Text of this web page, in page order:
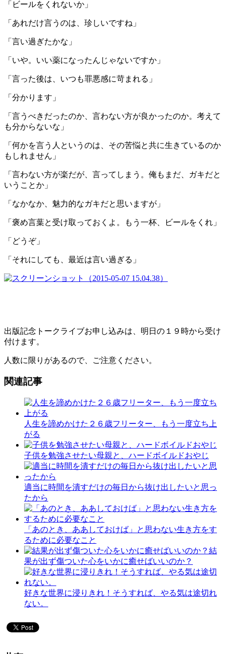
「ビールをくれないか」
「あれだけ言うのは、珍しいですね」
「言い過ぎたかな」
「いや。いい薬になったんじゃないですか」
「言った後は、いつも罪悪感に苛まれる」
「分かります」
「言うべきだったのか、言わない方が良かったのか。考えて
も分からないな」
「何かを言う人というのは、その苦悩と共に生きているのか
もしれません」
「言わない方が楽だが、言ってしまう。俺もまだ、ガキだと
いうことか」
「なかなか、魅力的なガキだと思いますが」
「褒め言葉と受け取っておくよ。もう一杯、ビールをくれ」
「どうぞ」
「それにしても、最近は言い過ぎる」
出版記念トークライブお申し込みは、明日の１９時から受け
付けます。
人数に限りがあるので、ご注意ください。
関連記事
人生を諦めかけた２６歳フリーター、もう一度立ち上
がる
子供を勉強させたい母親と、ハードボイルドおやじ
適当に時間を潰すだけの毎日から抜け出したいと思っ
たから
「あのとき、ああしておけば」と思わない生き方をす
るために必要なこと
結
果が出ず傷ついた心をいかに癒せばいいのか？
好きな世界に浸りきれ！そうすれば、やる気は途切れ
ない。